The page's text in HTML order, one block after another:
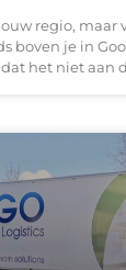
regio, maar
boven je in
het niet aan